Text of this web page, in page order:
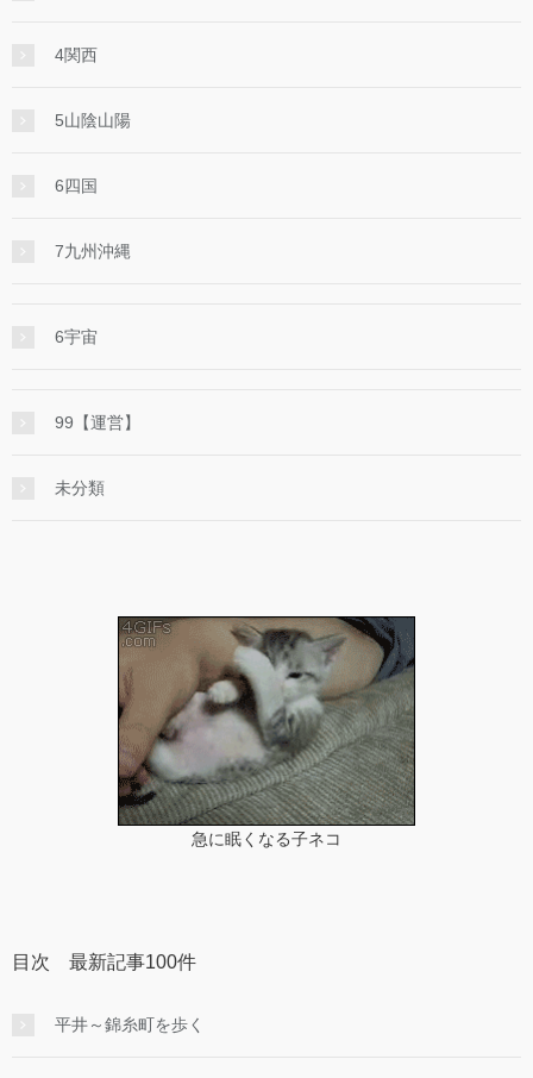
4関西
5山陰山陽
6四国
7九州沖縄
6宇宙
99【運営】
未分類
急に眠くなる子ネコ
目次 最新記事100件
平井～錦糸町を歩く